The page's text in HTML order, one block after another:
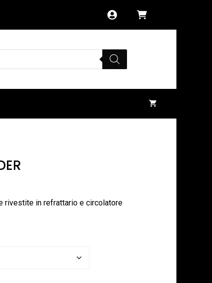
rivestite in refrattario e circolatore